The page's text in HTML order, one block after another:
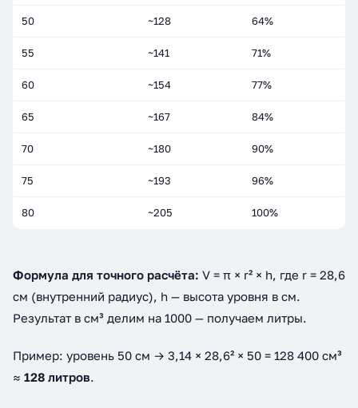
50 ~128 64%
55 ~141 71%
60 ~154 77%
65 ~167 84%
70 ~180 90%
75 ~193 96%
80 ~205 100%
Формула для точного расчёта: V = π × r² × h, где r = 28,6
см (внутренний радиус), h — высота уровня в см.
Результат в см³ делим на 1000 — получаем литры.
Пример: уровень 50 см → 3,14 × 28,6² × 50 = 128 400 см³
≈ 128 литров.